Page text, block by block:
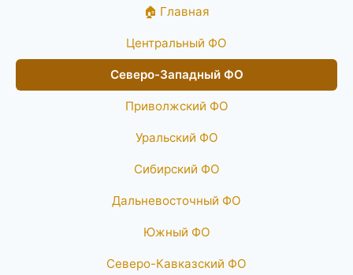
🏠 Главная
Центральный ФО
Северо-Западный ФО
Приволжский ФО
Уральский ФО
Сибирский ФО
Дальневосточный ФО
Южный ФО
Северо-Кавказский ФО